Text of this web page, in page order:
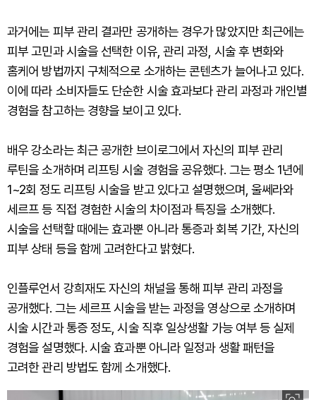
과거에는 피부 관리 결과만 공개하는 경우가 많았지만 최근에는
피부 고민과 시술을 선택한 이유, 관리 과정, 시술 후 변화와
홈케어 방법까지 구체적으로 소개하는 콘텐츠가 늘어나고 있다.
이에 따라 소비자들도 단순한 시술 효과보다 관리 과정과 개인별
경험을 참고하는 경향을 보이고 있다.
배우 강소라는 최근 공개한 브이로그에서 자신의 피부 관리
루틴을 소개하며 리프팅 시술 경험을 공유했다. 그는 평소 1년에
1~2회 정도 리프팅 시술을 받고 있다고 설명했으며, 울쎄라와
세르프 등 직접 경험한 시술의 차이점과 특징을 소개했다.
시술을 선택할 때에는 효과뿐 아니라 통증과 회복 기간, 자신의
피부 상태 등을 함께 고려한다고 밝혔다.
인플루언서 강희재도 자신의 채널을 통해 피부 관리 과정을
공개했다. 그는 세르프 시술을 받는 과정을 영상으로 소개하며
시술 시간과 통증 정도, 시술 직후 일상생활 가능 여부 등 실제
경험을 설명했다. 시술 효과뿐 아니라 일정과 생활 패턴을
고려한 관리 방법도 함께 소개했다.